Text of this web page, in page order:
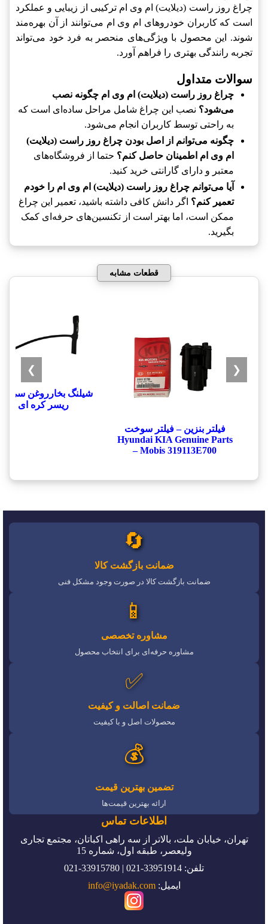
چراغ روز راست (دیلایت) ام وی ام ترکیبی از زیبایی و عملکرد
است که کاربران خودروهای ام وی ام می‌توانند از آن بهره‌مند
شوند. این محصول با ویژگی‌های منحصر به فرد خود می‌تواند
تجربه رانندگی بهتری را فراهم آورد.
سوالات متداول
چراغ روز راست (دیلایت) ام وی ام چگونه نصب
می‌شود؟ نصب این چراغ شامل مراحل ساده‌ای است که
به راحتی توسط کاربران انجام می‌شود.
چگونه می‌توانم از اصل بودن چراغ روز راست (دیلایت)
ام وی ام اطمینان حاصل کنم؟ حتما از فروشگاه‌های
معتبر و دارای گارانتی خرید کنید.
آیا می‌توانم چراغ روز راست (دیلایت) ام وی ام را خودم
تعمیر کنم؟ اگر دانش کافی داشته باشید، تعمیر این چراغ
ممکن است، اما بهتر است از تکنسین‌های حرفه‌ای کمک
بگیرید.
قطعات مشابه
فیلتر بنزین – فیلتر سوخت
Hyundai KIA Genuine Parts
– Mobis 319113E700
شيلنگ بخارروغن سي
ريسر کره ای
❮
❯
🔄
ضمانت بازگشت کالا
ضمانت بازگشت کالا در صورت وجود مشکل فنی
📱
مشاوره تخصصی
مشاوره حرفه‌ای برای انتخاب محصول
✅
ضمانت اصالت و کیفیت
محصولات اصل و با کیفیت
💰
تضمین بهترین قیمت
ارائه بهترین قیمت‌ها
اطلاعات تماس
تهران، خیابان ملت، بالاتر از سه راهی اکباتان، مجتمع تجاری
ولیعصر، طبقه اول، شماره 15
تلفن: 33951914-021 | 33915780-021
ایمیل:info@iyadak.com